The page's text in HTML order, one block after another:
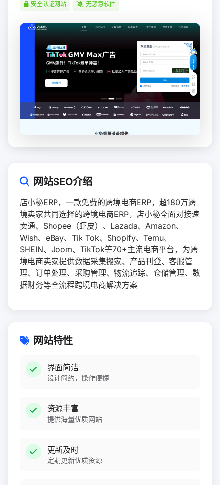
安全认证网站 无恶意软件
网站SEO介绍
店小秘ERP，一款免费的跨境电商ERP，超180万跨
境卖家共同选择的跨境电商ERP，店小秘全面对接速
卖通、Shopee（虾皮）、Lazada、Amazon、
Wish、eBay、Tik Tok、Shopify、Temu、
SHEIN、Joom、TikTok等70+主流电商平台，为跨
境电商卖家提供数据采集搬家、产品刊登、客服管
理、订单处理、采购管理、物流追踪、仓储管理、数
据财务等全流程跨境电商解决方案
网站特性
界面简洁
设计简约，操作便捷
资源丰富
提供海量优质网站
更新及时
定期更新优质资源